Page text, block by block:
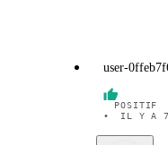
user-
POSITIF
•
IL Y A 7